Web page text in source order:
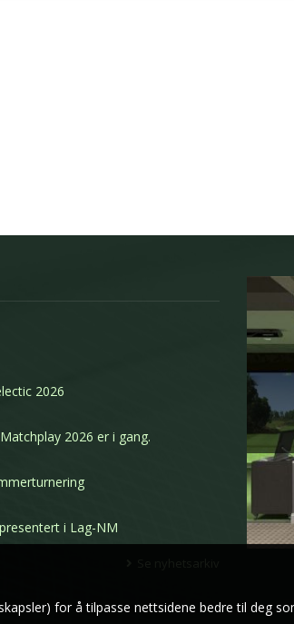
2026
2026 er i gang.
i Lag-NM
for å tilpasse nettsidene bedre til deg